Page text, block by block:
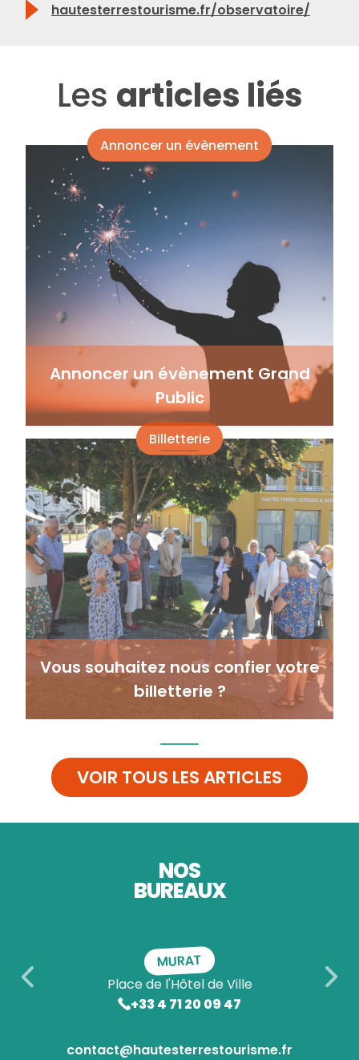
hautesterrestourisme.fr/observatoire/
Les articles liés
Annoncer un évènement
Annoncer un évènement Grand
Public
Billetterie
Vous souhaitez nous confier votre
billetterie ?
VOIR TOUS LES ARTICLES
NOS
BUREAUX
MURAT
Place de l'Hôtel de Ville
+33 4 71 20 09 47
contact@hautesterrestourisme.fr